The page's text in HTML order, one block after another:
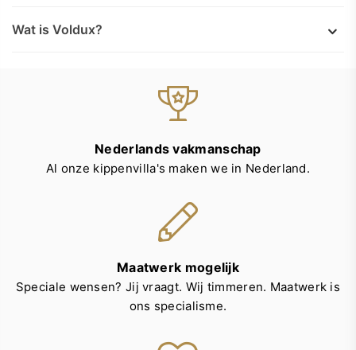
Wat is Voldux?
Nederlands vakmanschap
Al onze kippenvilla's maken we in Nederland.
Maatwerk mogelijk
Speciale wensen? Jij vraagt. Wij timmeren. Maatwerk is
ons specialisme.